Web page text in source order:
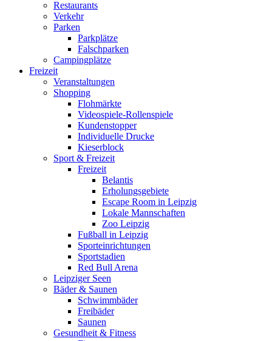
Restaurants
Verkehr
Parken
Parkplätze
Falschparken
Campingplätze
Freizeit
Veranstaltungen
Shopping
Flohmärkte
Videospiele-Rollenspiele
Kundenstopper
Individuelle Drucke
Kieserblock
Sport & Freizeit
Freizeit
Belantis
Erholungsgebiete
Escape Room in Leipzig
Lokale Mannschaften
Zoo Leipzig
Fußball in Leipzig
Sporteinrichtungen
Sportstadien
Red Bull Arena
Leipziger Seen
Bäder & Saunen
Schwimmbäder
Freibäder
Saunen
Gesundheit & Fitness